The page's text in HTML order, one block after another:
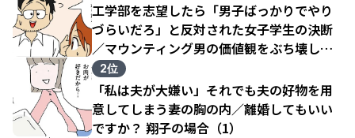
工学部を志望したら「男子ばっかりでやり
づらいだろ」と反対された女子学生の決断
／マウンティング男の価値観をぶち壊した
結果（1）
2位
「私は夫が大嫌い」それでも夫の好物を用
意してしまう妻の胸の内／離婚してもいい
ですか？ 翔子の場合（1）